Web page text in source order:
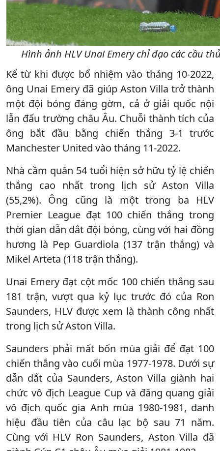
Hình ảnh HLV Unai Emery chỉ đạo các cầu
Kể từ khi được bổ nhiệm vào tháng 10-2022,
ông Unai Emery đã giúp Aston Villa trở thành
một đội bóng đáng gờm, cả ở giải quốc nội
lẫn đấu trường châu Âu. Chuỗi thành tích của
ông bắt đầu bằng chiến thắng 3-1 trước
Manchester United vào tháng 11-2022.
Nhà cầm quân 54 tuổi hiện sở hữu tỷ lệ chiến
thắng cao nhất trong lịch sử Aston Villa
(55,2%). Ông cũng là một trong ba HLV
Premier League đạt 100 chiến thắng trong
thời gian dẫn dắt đội bóng, cùng với hai đồng
hương là Pep Guardiola (137 trận thắng) và
Mikel Arteta (118 trận thắng).
Unai Emery đạt cột mốc 100 chiến thắng sau
181 trận, vượt qua kỷ lục trước đó của Ron
Saunders, HLV được xem là thành công nhất
trong lịch sử Aston Villa.
Saunders phải mất bốn mùa giải để đạt 100
chiến thắng vào cuối mùa 1977-1978. Dưới sự
dẫn dắt của Saunders, Aston Villa giành hai
chức vô địch League Cup và đăng quang giải
vô địch quốc gia Anh mùa 1980-1981, danh
hiệu đầu tiên của câu lạc bộ sau 71 năm.
Cùng với HLV Ron Saunders, Aston Villa đã